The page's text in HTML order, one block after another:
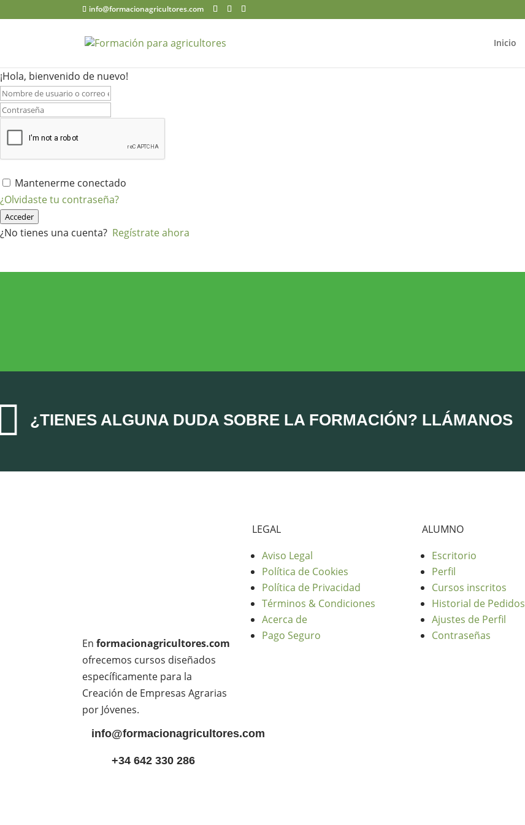
info@formacionagricultores.com
Inicio
¡Hola, bienvenido de nuevo!
Mantenerme conectado
¿Olvidaste tu contraseña?
Acceder
¿No tienes una cuenta? Regístrate ahora
¿TIENES ALGUNA DUDA SOBRE LA FORMACIÓN? LLÁMANOS
Enformacionagricultores.com
ofrecemos cursos diseñados
específicamente para la
Creación de Empresas Agrarias
por Jóvenes.
info@formacionagricultores.com
+34 642 330 286
LEGAL
Aviso Legal
Política de Cookies
Política de Privacidad
Términos & Condiciones
Acerca de
Pago Seguro
ALUMNO
Escritorio
Perfil
Cursos inscritos
Historial de Pedidos
Ajustes de Perfil
Contraseñas